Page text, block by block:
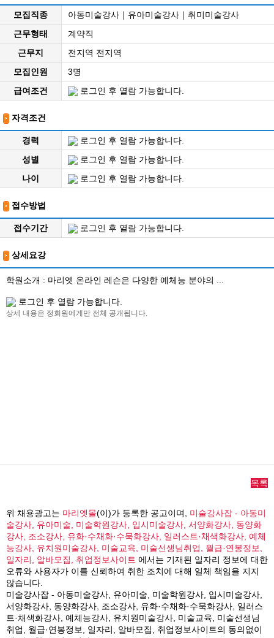
모집직종
아동미술강사｜유아미술강사｜취미미술강사
근무형태
계약직
근무지
전지역 전지역
모집인원
3명
급여조건
로그인 후 열람 가능합니다.
자격조건
경력
로그인 후 열람 가능합니다.
성별
로그인 후 열람 가능합니다.
나이
로그인 후 열람 가능합니다.
접수방법
접수기간 로그인 후 열람 가능합니다.
상세요강
학원소개 : 마리엣 온라인 레슨은 다양한 예체능 분야의 ...
로그인 후 열람 가능합니다.
상세 내용은 정회원에게만 전체 공개됩니다.
목록
위 채용광고는 마리엣몰(이)가 등록한 공고이며, 미술강사잡 - 아동미
술강사, 유아미술, 미술학원강사, 입시미술강사, 서양화강사, 동양화
강사, 조소강사, 유화·수채화·수묵화강사, 일러스트·채색화강사, 예체
능강사, 유치원미술강사, 미술교육, 미술선생님취업, 월급·연봉정보,
일자리, 알바모집, 취업정보사이트 에서는 기재된 일자리 정보에 대한
오류와 사용자가 이를 신뢰하여 취한 조치에 대해 일체 책임을 지지
않습니다.
미술강사잡 - 아동미술강사, 유아미술, 미술학원강사, 입시미술강사,
서양화강사, 동양화강사, 조소강사, 유화·수채화·수묵화강사, 일러스
트·채색화강사, 예체능강사, 유치원미술강사, 미술교육, 미술선생님
취업, 월급·연봉정보, 일자리, 알바모집, 취업정보사이트의 동의없이